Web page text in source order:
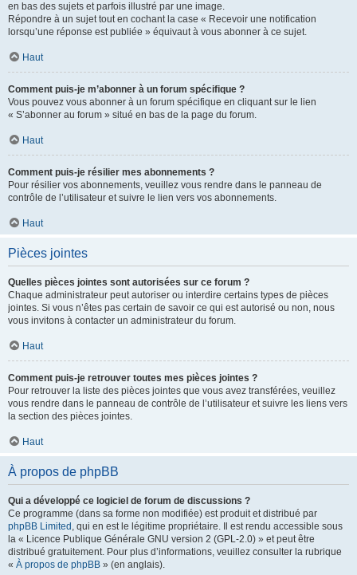
en bas des sujets et parfois illustré par une image.
Répondre à un sujet tout en cochant la case « Recevoir une notification
lorsqu’une réponse est publiée » équivaut à vous abonner à ce sujet.
Haut
Comment puis-je m’abonner à un forum spécifique ?
Vous pouvez vous abonner à un forum spécifique en cliquant sur le lien
« S’abonner au forum » situé en bas de la page du forum.
Haut
Comment puis-je résilier mes abonnements ?
Pour résilier vos abonnements, veuillez vous rendre dans le panneau de
contrôle de l’utilisateur et suivre le lien vers vos abonnements.
Haut
Pièces jointes
Quelles pièces jointes sont autorisées sur ce forum ?
Chaque administrateur peut autoriser ou interdire certains types de pièces
jointes. Si vous n’êtes pas certain de savoir ce qui est autorisé ou non, nous
vous invitons à contacter un administrateur du forum.
Haut
Comment puis-je retrouver toutes mes pièces jointes ?
Pour retrouver la liste des pièces jointes que vous avez transférées, veuillez
vous rendre dans le panneau de contrôle de l’utilisateur et suivre les liens vers
la section des pièces jointes.
Haut
À propos de phpBB
Qui a développé ce logiciel de forum de discussions ?
Ce programme (dans sa forme non modifiée) est produit et distribué par
phpBB Limited , qui en est le légitime propriétaire. Il est rendu accessible sous
la « Licence Publique Générale GNU version 2 (GPL-2.0) » et peut être
distribué gratuitement. Pour plus d’informations, veuillez consulter la rubrique
« À propos de phpBB » (en anglais).